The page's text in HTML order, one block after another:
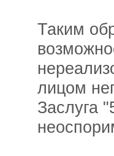
Таким
лицом
Заслуга